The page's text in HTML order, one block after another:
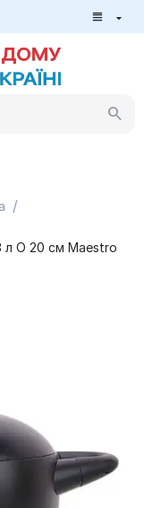
/
л O 20 см Maestro